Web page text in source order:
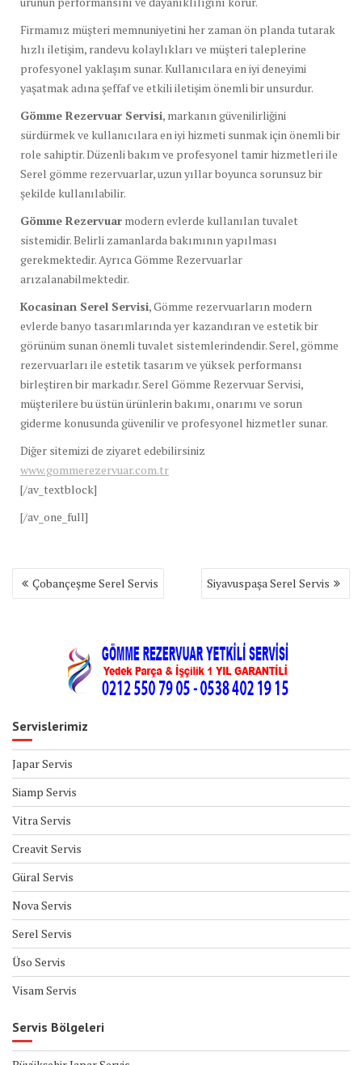
Firmamız müşteri memnuniyetini her zaman ön planda tutarak
hızlı iletişim, randevu kolaylıkları ve müşteri taleplerine
profesyonel yaklaşım sunar. Kullanıcılara en iyi deneyimi
yaşatmak adına şeffaf ve etkili iletişim önemli bir unsurdur.
Gömme Rezervuar Servisi, markanın güvenilirliğini
sürdürmek ve kullanıcılara en iyi hizmeti sunmak için önemli bir
role sahiptir. Düzenli bakım ve profesyonel tamir hizmetleri ile
Serel gömme rezervuarlar, uzun yıllar boyunca sorunsuz bir
şekilde kullanılabilir.
Gömme Rezervuar modern evlerde kullanılan tuvalet
sistemidir. Belirli zamanlarda bakımının yapılması
gerekmektedir. Ayrıca Gömme Rezervuarlar
arızalanabilmektedir.
Kocasinan Serel Servisi, Gömme rezervuarların modern
evlerde banyo tasarımlarında yer kazandıran ve estetik bir
görünüm sunan önemli tuvalet sistemlerindendir. Serel, gömme
rezervuarları ile estetik tasarım ve yüksek performansı
birleştiren bir markadır. Serel Gömme Rezervuar Servisi,
müşterilere bu üstün ürünlerin bakımı, onarımı ve sorun
giderme konusunda güvenilir ve profesyonel hizmetler sunar.
Diğer sitemizi de ziyaret edebilirsiniz
www.gommerezervuar.com.tr
[/av_textblock]
[/av_one_full]
Yazı
gezinmesi
Çobançeşme Serel Servis Siyavuspaşa Serel Servis
Servislerimiz
Japar Servis
Siamp Servis
Vitra Servis
Creavit Servis
Güral Servis
Nova Servis
Serel Servis
Üso Servis
Visam Servis
Servis Bölgeleri